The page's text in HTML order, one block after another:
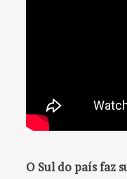
O Sul do país faz